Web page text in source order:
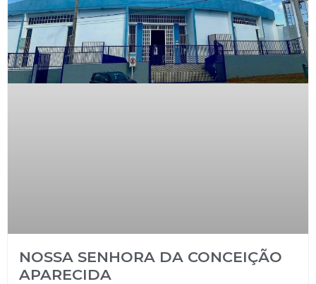
NOSSA SENHORA DA CONCEIÇÃO
APARECIDA